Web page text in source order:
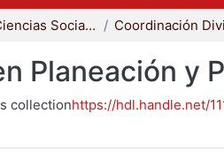
División de Ciencias Sociales y Humanidades
Planeación y
collectionhttps://hdl.handle.net/